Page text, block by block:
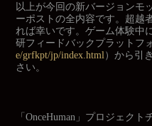
以上が今回の新バージョンモ
ーポストの全内容です。超越
れば幸いです。ゲーム体験中
研フィードバックプラットフ
e/grfkpt/jp/index.html）から引
さい。
「OnceHuman」プロジェクト